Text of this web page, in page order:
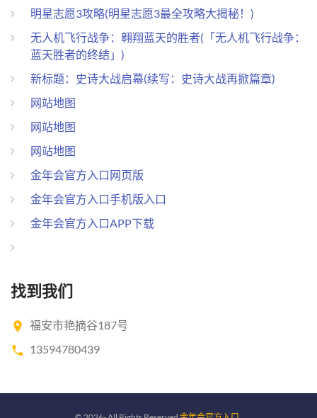
明星志愿3攻略(明星志愿3最全攻略大揭秘！)
无人机飞行战争：翱翔蓝天的胜者(「无人机飞行战争：
蓝天胜者的终结」)
新标题：史诗大战启幕(续写：史诗大战再掀篇章)
网站地图
网站地图
网站地图
金年会官方入口网页版
金年会官方入口手机版入口
金年会官方入口APP下载
找到我们
福安市艳摘谷187号
13594780439